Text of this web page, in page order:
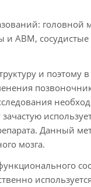
головной
и АВМ,
и поэтому
Данный
мозга.